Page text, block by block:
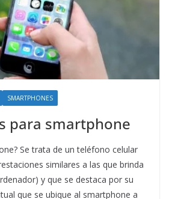
SMARTPHONES
para smartphone
Se trata de un teléfono celular
similares a las que brinda
y que se destaca por su
que se ubique al smartphone a